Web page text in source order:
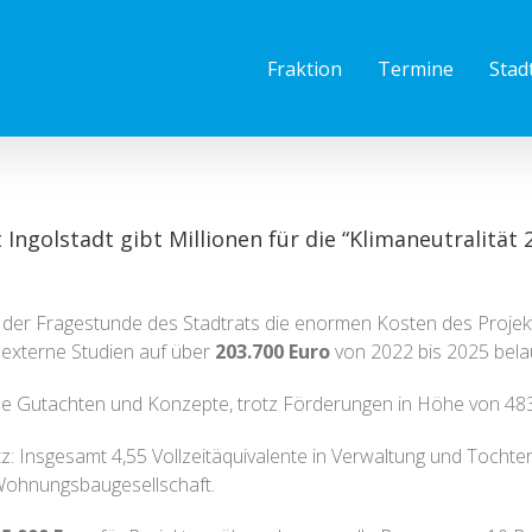
Fraktion Termine
Ingolstadt gibt Millionen für die “Klimaneutralität
Fragestunde des Stadtrats die enormen Kosten des
Studien auf über 203.700 Eurovon 2022 bis 2025
Gutachten und Konzepte, trotz Förderungen in Höhe von
Insgesamt 4,55 Vollzeitäquivalente in Verwaltung und